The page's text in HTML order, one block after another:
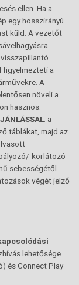
ellen. Ha a
egy hosszirányú
küld. A vezetőt
a
A
növeli a
hasznos.
: a
táblákat, majd az
korlátozó
sebességétől
végét jelző
lehetősége
és Connect Play